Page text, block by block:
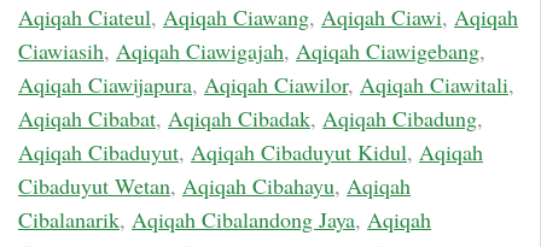
Aqiqah Ciateul, Aqiqah Ciawang, Aqiqah Ciawi, Aqiqah
Ciawiasih, Aqiqah Ciawigajah, Aqiqah Ciawigebang,
Aqiqah Ciawijapura, Aqiqah Ciawilor, Aqiqah Ciawitali,
Aqiqah Cibabat, Aqiqah Cibadak, Aqiqah Cibadung,
Aqiqah Cibaduyut, Aqiqah Cibaduyut Kidul, Aqiqah
Cibaduyut Wetan, Aqiqah Cibahayu, Aqiqah
Cibalanarik, Aqiqah Cibalandong Jaya, Aqiqah